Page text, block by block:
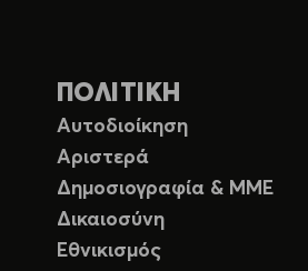
ΠΟΛΙΤΙΚΗ
Αυτοδιοίκηση
Αριστερά
Δημοσιογραφία & ΜΜΕ
Δικαιοσύνη
Εθνικισμός